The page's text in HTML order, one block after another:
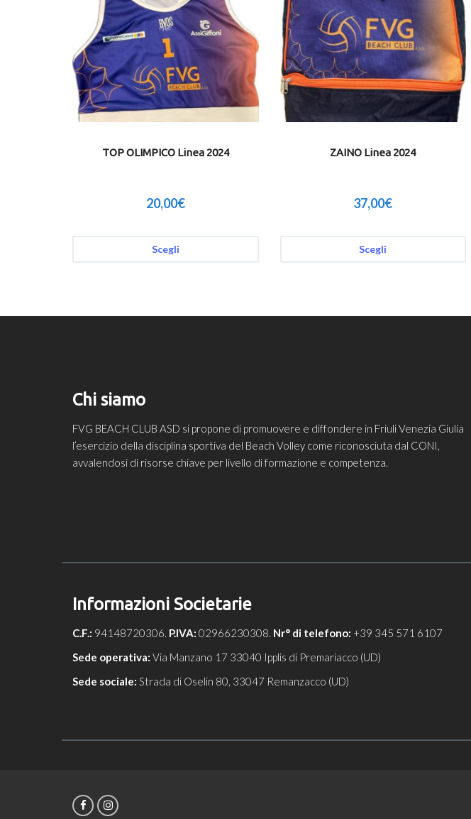
TOP OLIMPICO Linea 2024
20,00€
Scegli
ZAINO Linea 2024
37,00€
Scegli
Chi siamo
FVG BEACH CLUB ASD si propone di promuovere e diffondere in Friuli Venezia Giulia
l’esercizio della disciplina sportiva del Beach Volley come riconosciuta dal CONI,
avvalendosi di risorse chiave per livello di formazione e competenza.
Informazioni Societarie
C.F.: 94148720306. P.IVA: 02966230308. Nr° di telefono: +39 345 571 6107
Sede operativa: Via Manzano 17 33040 Ipplis di Premariacco (UD)
Sede sociale: Strada di Oselin 80, 33047 Remanzacco (UD)